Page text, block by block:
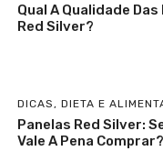
Qual A Qualidade Das
Red Silver?
DICAS, DIETA E
Panelas Red Silver:
Vale A Pena Comprar?